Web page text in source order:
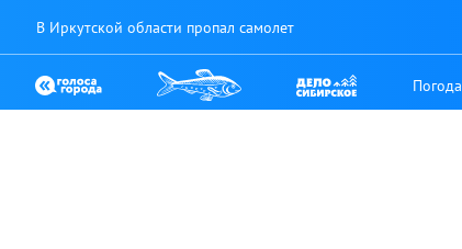
В Иркутской области пропал самолет
Погода